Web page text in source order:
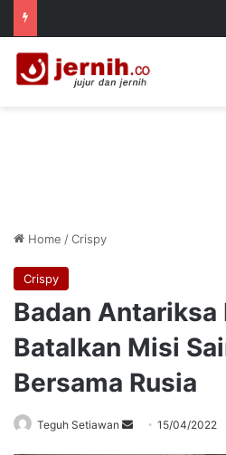
Home /Crispy
Crispy
Badan Antariksa
Batalkan Misi
Bersama Rusia
Teguh Setiawan
Send15/04/2022